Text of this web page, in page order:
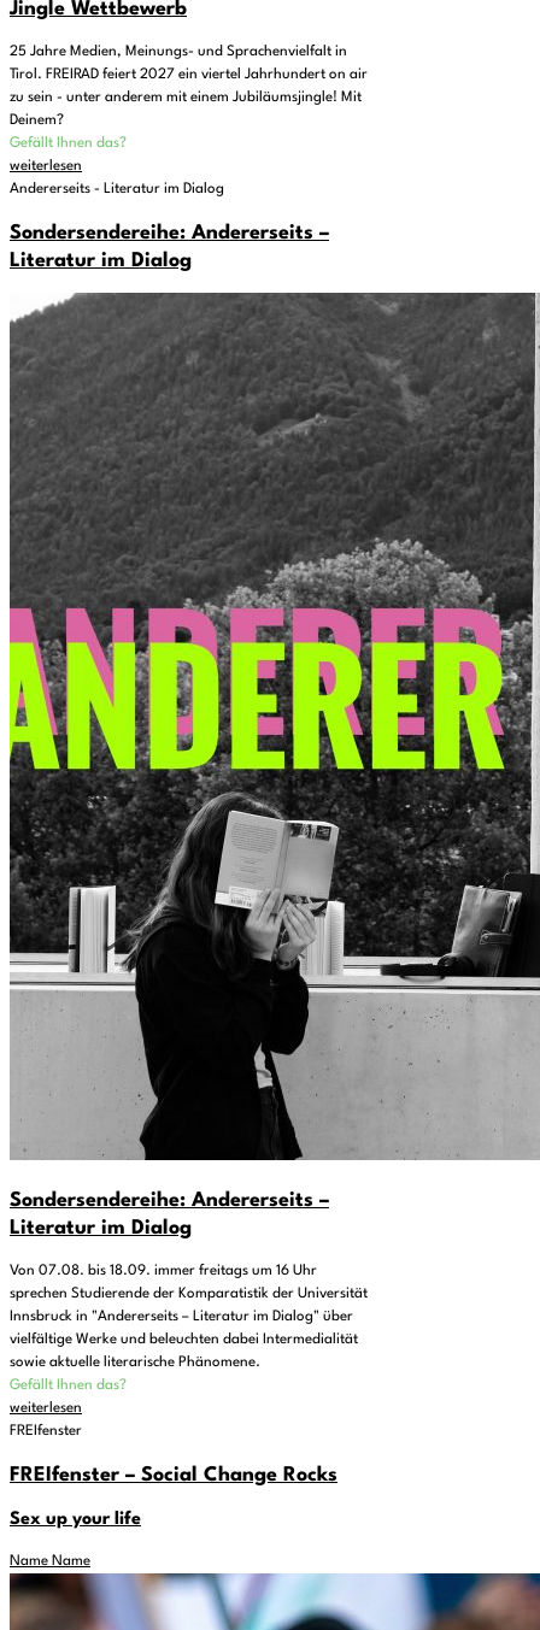
Jingle Wettbewerb
25 Jahre Medien, Meinungs- und Sprachenvielfalt in
Tirol. FREIRAD feiert 2027 ein viertel Jahrhundert on air
zu sein - unter anderem mit einem Jubiläumsjingle! Mit
Deinem?
Gefällt Ihnen das?
weiterlesen
Andererseits - Literatur im Dialog
Sondersendereihe: Andererseits –
Literatur im Dialog
Sondersendereihe: Andererseits –
Literatur im Dialog
Von 07.08. bis 18.09. immer freitags um 16 Uhr
sprechen Studierende der Komparatistik der Universität
Innsbruck in "Andererseits – Literatur im Dialog" über
vielfältige Werke und beleuchten dabei Intermedialität
sowie aktuelle literarische Phänomene.
Gefällt Ihnen das?
weiterlesen
FREIfenster
FREIfenster – Social Change Rocks
Sex up your life
Name Name